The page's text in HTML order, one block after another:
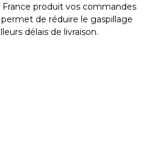
produit vos commandes
de réduire le gaspillage
délais de livraison.